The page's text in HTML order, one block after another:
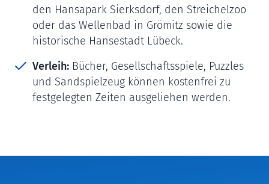
den Hansapark Sierksdorf, den Streichelzoo
oder das Wellenbad in Grömitz sowie die
historische Hansestadt Lübeck.
Verleih: Bücher, Gesellschaftsspiele, Puzzles
und Sandspielzeug können kostenfrei zu
festgelegten Zeiten ausgeliehen werden.